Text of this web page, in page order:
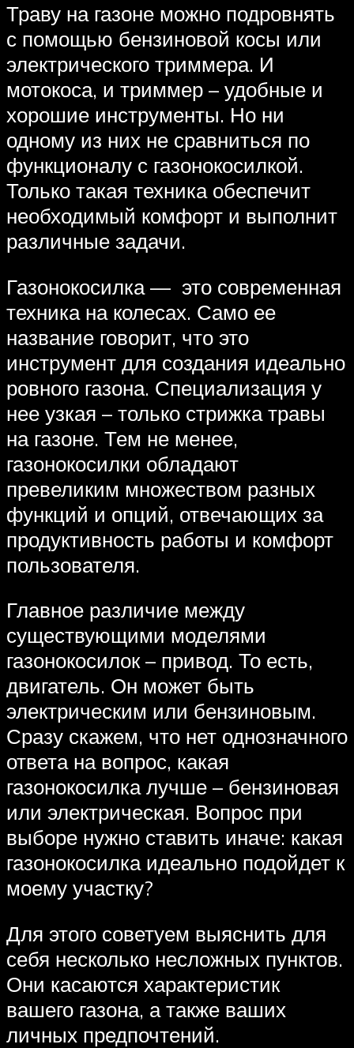
Траву на газоне можно подровнять
с помощью бензиновой косы или
электрического триммера. И
мотокоса, и триммер – удобные и
хорошие инструменты. Но ни
одному из них не сравниться по
функционалу с газонокосилкой.
Только такая техника обеспечит
необходимый комфорт и выполнит
различные задачи.
Газонокосилка — это современная
техника на колесах. Само ее
название говорит, что это
инструмент для создания идеально
ровного газона. Специализация у
нее узкая – только стрижка травы
на газоне. Тем не менее,
газонокосилки обладают
превеликим множеством разных
функций и опций, отвечающих за
продуктивность работы и комфорт
пользователя.
Главное различие между
существующими моделями
газонокосилок – привод. То есть,
двигатель. Он может быть
электрическим или бензиновым.
Сразу скажем, что нет однозначного
ответа на вопрос, какая
газонокосилка лучше – бензиновая
или электрическая. Вопрос при
выборе нужно ставить иначе: какая
газонокосилка идеально подойдет к
моему участку?
Для этого советуем выяснить для
себя несколько несложных пунктов.
Они касаются характеристик
вашего газона, а также ваших
личных предпочтений.